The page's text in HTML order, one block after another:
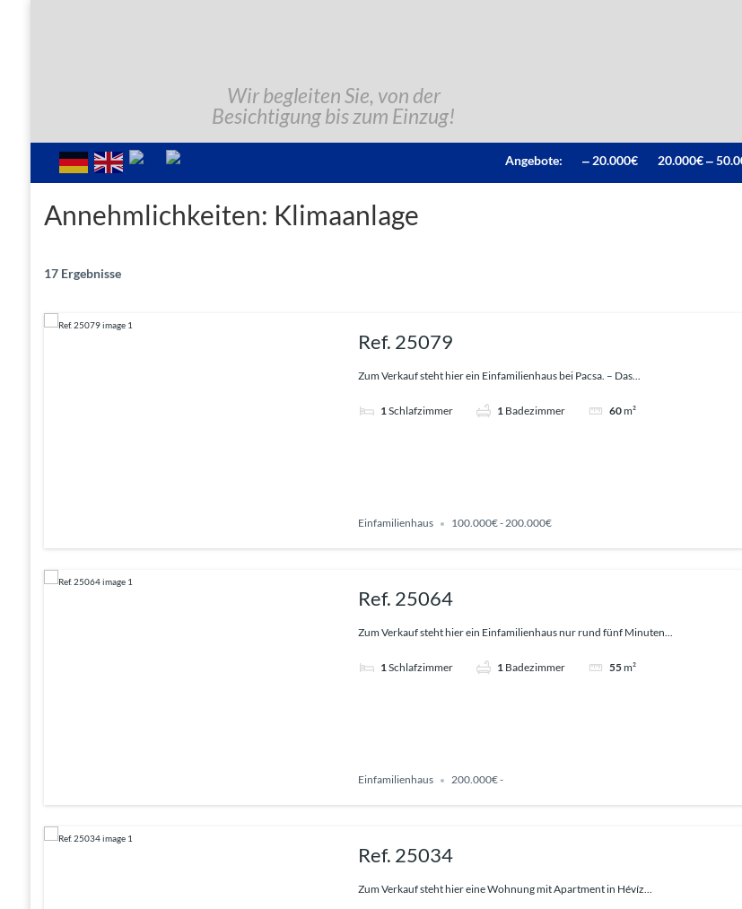
Wir begleiten Sie, von der
Besichtigung bis zum Einzug!
Angebote: ‒ 20.000€ 20.000€ ‒
Annehmlichkeiten: Klimaanlage
17 Ergebnisse
Ref. 25079
Zum Verkauf steht hier ein Einfamilienhaus bei Pacsa. – Das...
1Schlafzimmer 1 Badezimmer 60m²
Einfamilienhaus 100.000€ - 200.000€
Ref. 25064
Zum Verkauf steht hier ein Einfamilienhaus nur rund fünf Minuten...
1Schlafzimmer 1 Badezimmer 55m²
Einfamilienhaus 200.000€ -
Ref. 25034
Zum Verkauf steht hier eine Wohnung mit Apartment in Hévíz...